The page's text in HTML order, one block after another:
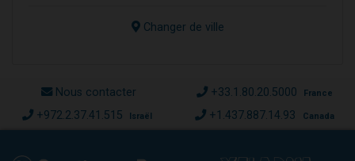
Changer de ville
Nous contacter +33.1.80.20.5000 France
+972.2.37.41.515 Israël +1.437.887.14.93 Canada